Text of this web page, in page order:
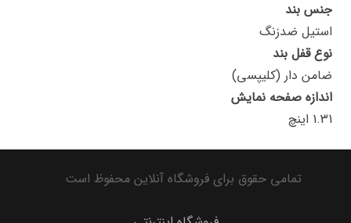
جنس بند
استیل ضدزنگ
نوع قفل بند
ضامن دار (کلیپسی)
اندازه صفحه نمایش
1.31 اینچ
تمامی حقوق برای فروشگاه آنلاین محفوظ است